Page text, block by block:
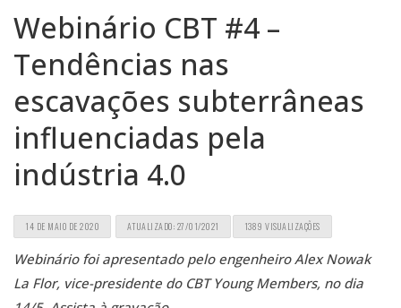
Webinário CBT #4 –
Tendências nas
escavações subterrâneas
influenciadas pela
indústria 4.0
14 DE MAIO DE 2020 ATUALIZADO: 27/01/2021 1389 VISUALIZAÇÕES
Webinário foi apresentado pelo engenheiro Alex Nowak
La Flor, vice-presidente do CBT Young Members, no dia